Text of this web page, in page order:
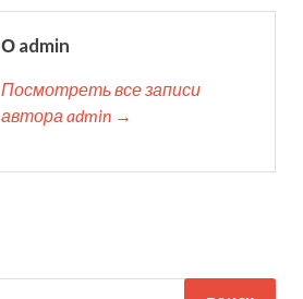
О admin
Посмотреть все записи
автора admin →